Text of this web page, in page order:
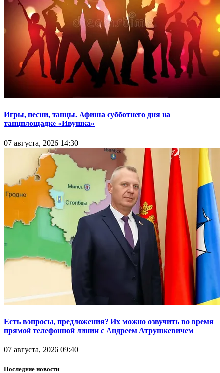
Игры, песни, танцы. Афиша субботнего дня на
танцплощадке «Ивушка»
07 августа, 2026 14:30
Есть вопросы, предложения? Их можно озвучить во время
прямой телефонной линии с Андреем Атрушкевичем
07 августа, 2026 09:40
Последние новости